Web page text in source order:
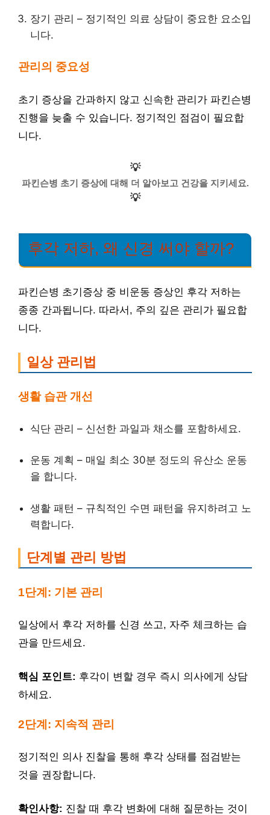
장기 관리 – 정기적인 의료 상담이 중요한 요소입
니다.
관리의 중요성
초기 증상을 간과하지 않고 신속한 관리가 파킨슨병
진행을 늦출 수 있습니다. 정기적인 점검이 필요합
니다.
💡
파킨슨병 초기 증상에 대해 더 알아보고 건강을 지키세요.
💡
후각 저하, 왜 신경 써야 할까?
파킨슨병 초기증상 중 비운동 증상인 후각 저하는
종종 간과됩니다. 따라서, 주의 깊은 관리가 필요합
니다.
일상 관리법
생활 습관 개선
식단 관리 – 신선한 과일과 채소를 포함하세요.
운동 계획 – 매일 최소 30분 정도의 유산소 운동
을 합니다.
생활 패턴 – 규칙적인 수면 패턴을 유지하려고 노
력합니다.
단계별 관리 방법
1단계: 기본 관리
일상에서 후각 저하를 신경 쓰고, 자주 체크하는 습
관을 만드세요.
핵심 포인트: 후각이 변할 경우 즉시 의사에게 상담
하세요.
2단계: 지속적 관리
정기적인 의사 진찰을 통해 후각 상태를 점검받는
것을 권장합니다.
확인사항: 진찰 때 후각 변화에 대해 질문하는 것이